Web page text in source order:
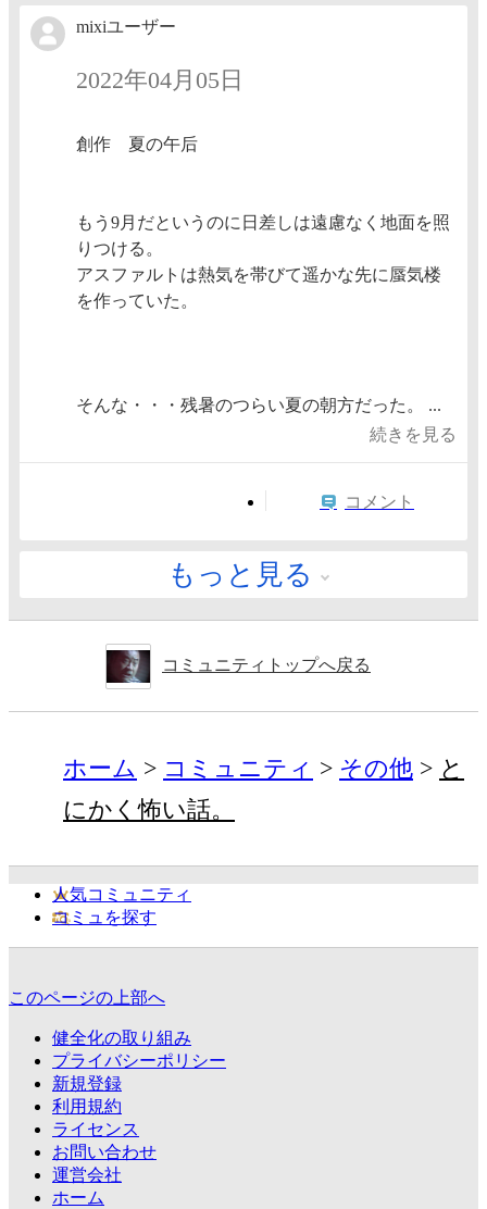
mixiユーザー
2022年04月05日
創作 夏の午后
もう9月だというのに日差しは遠慮なく地面を照
りつける。
アスファルトは熱気を帯びて遥かな先に蜃気楼
を作っていた。
そんな・・・残暑のつらい夏の朝方だった。 ...
続きを見る
コメント
もっと見る
コミュニティトップへ戻る
ホーム コミュニティ その他
と
にかく怖い話。
人気コミュニティ
コミュを探す
このページの上部へ
健全化の取り組み
プライバシーポリシー
新規登録
利用規約
ライセンス
お問い合わせ
運営会社
ホーム